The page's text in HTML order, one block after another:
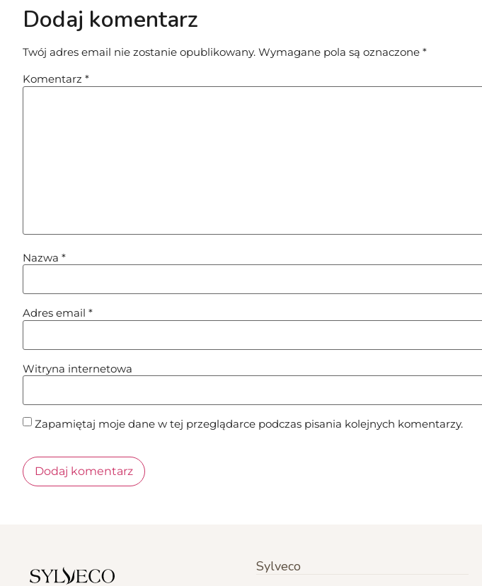
Dodaj komentarz
Twój adres email nie zostanie opublikowany. Wymagane pola są oznaczone *
Komentarz *
Nazwa *
Adres email *
Witryna internetowa
Zapamiętaj moje dane w tej przeglądarce podczas pisania kolejnych komentarzy.
Sylveco